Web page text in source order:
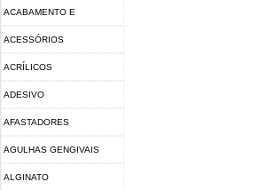
ACABAMENTO E
POLIMENTO
ACESSÓRIOS
ACRÍLICOS
ADESIVO
AFASTADORES
AGULHAS GENGIVAIS
ALGINATO